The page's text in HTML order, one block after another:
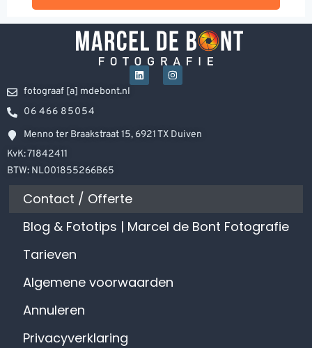
fotograaf [a] mdebont.nl
06 466 85054
Menno ter Braakstraat 15, 6921 TX Duiven
KvK: 71842411
BTW: NL001855266B65
Contact / Offerte
Blog & Fototips | Marcel de Bont Fotografie
Tarieven
Algemene voorwaarden
Annuleren
Privacyverklaring